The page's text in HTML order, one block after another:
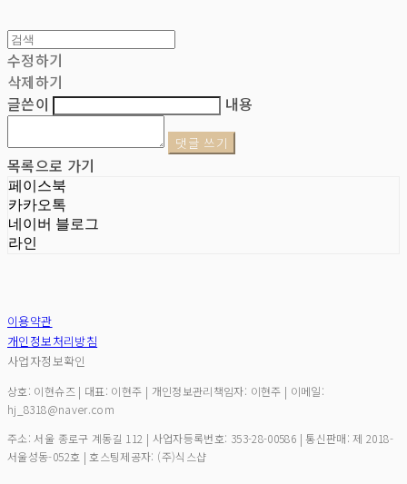
수정하기
삭제하기
글쓴이
내용
댓글 쓰기
목록으로 가기
페이스북
카카오톡
네이버 블로그
라인
이용약관
개인정보처리방침
사업자정보확인
상호: 이현슈즈 | 대표: 이현주 | 개인정보관리책임자: 이현주 | 이메일:
hj_8318@naver.com
주소: 서울 종로구 계동길 112 | 사업자등록번호: 353-28-00586 | 통신판매:제 2018-
서울성동-052호 | 호스팅제공자: (주)식스샵